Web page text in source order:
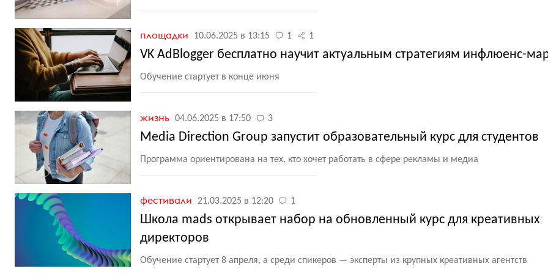
площадки 10.06.2025 в 13:15 1 1
VK AdBlogger бесплатно научит актуальным стратегиям инфлюенс-
Обучение стартует в конце июня
жизнь 04.06.2025 в 17:50 3
Media Direction Group запустит образовательный курс для студентов
Программа ориентирована на тех, кто хочет работать в сфере рекламы и медиа
фестивали 21.03.2025 в 12:20 1
Школа mads открывает набор на обновленный курс для креативных
директоров
Обучение стартует 8 апреля, а среди спикеров — эксперты из крупных креативных агентств